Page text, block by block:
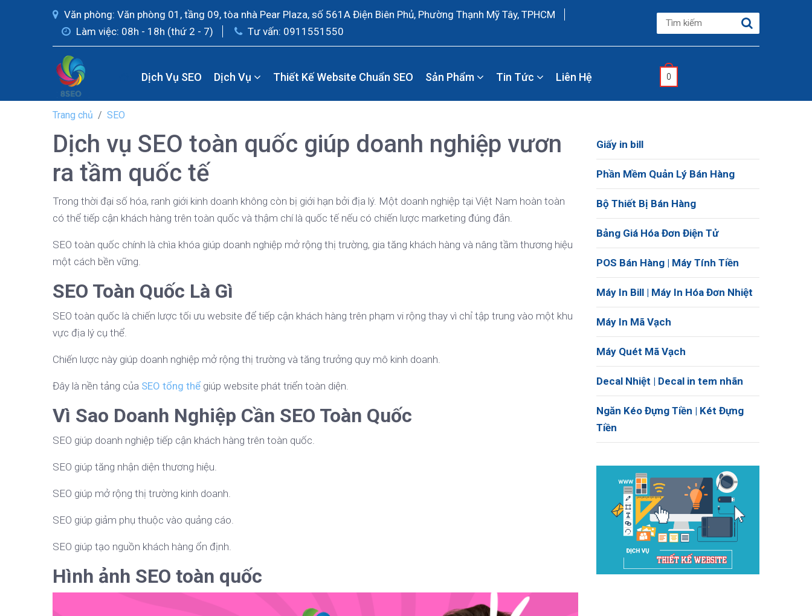
Văn phòng: Văn phòng 01, tầng 09, tòa nhà Pear Plaza, số 561A Điện Biên Phủ, Phường Thạnh Mỹ Tây, TPHCM
Làm việc: 08h - 18h (thứ 2 - 7)
Tư vấn: 0911551550
Dịch Vụ SEO Dịch Vụ Thiết Kế Website Chuẩn SEO Sản Phẩm Tin Tức Liên Hệ 0
Trang chủ SEO
Dịch vụ SEO toàn quốc giúp doanh nghiệp vươn
ra tầm quốc tế
Trong thời đại số hóa, ranh giới kinh doanh không còn bị giới hạn bởi địa lý. Một doanh nghiệp tại Việt Nam hoàn toàn
có thể tiếp cận khách hàng trên toàn quốc và thậm chí là quốc tế nếu có chiến lược marketing đúng đắn.
SEO toàn quốc chính là chìa khóa giúp doanh nghiệp mở rộng thị trường, gia tăng khách hàng và nâng tầm thương hiệu
một cách bền vững.
SEO Toàn Quốc Là Gì
SEO toàn quốc là chiến lược tối ưu website để tiếp cận khách hàng trên phạm vi rộng thay vì chỉ tập trung vào một khu
vực địa lý cụ thể.
Chiến lược này giúp doanh nghiệp mở rộng thị trường và tăng trưởng quy mô kinh doanh.
Đây là nền tảng của SEO tổng thể giúp website phát triển toàn diện.
Vì Sao Doanh Nghiệp Cần SEO Toàn Quốc
SEO giúp doanh nghiệp tiếp cận khách hàng trên toàn quốc.
SEO giúp tăng nhận diện thương hiệu.
SEO giúp mở rộng thị trường kinh doanh.
SEO giúp giảm phụ thuộc vào quảng cáo.
SEO giúp tạo nguồn khách hàng ổn định.
Hình ảnh SEO toàn quốc
Giấy in bill
Phần Mềm Quản Lý Bán Hàng
Bộ Thiết Bị Bán Hàng
Bảng Giá Hóa Đơn Điện Tử
POS Bán Hàng | Máy Tính Tiền
Máy In Bill | Máy In Hóa Đơn Nhiệt
Máy In Mã Vạch
Máy Quét Mã Vạch
Decal Nhiệt | Decal in tem nhãn
Ngăn Kéo Đựng Tiền | Két Đựng
Tiền